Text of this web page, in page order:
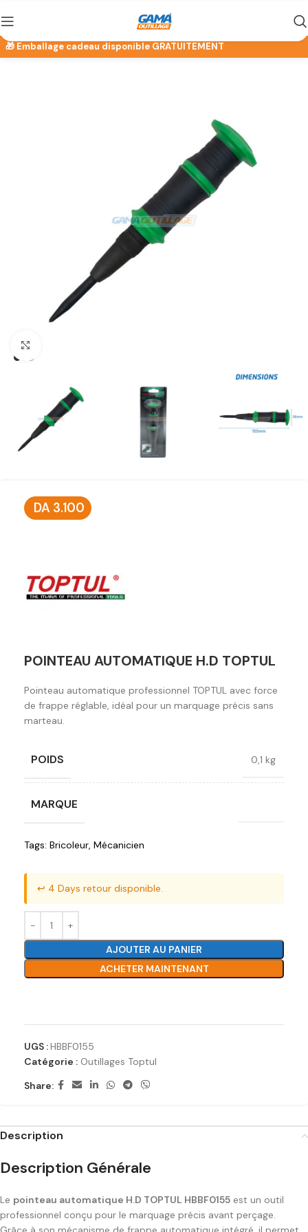
DA 3.100
POINTEAU AUTOMATIQUE H.D TOPTUL
Pointeau automatique professionnel TOPTUL avec force
de frappe réglable, idéal pour un marquage précis sans
marteau.
POIDS 0,1 kg
MARQUE
Tags: Bricoleur, Mécanicien
↩️ 4 Days retour disponible.
AJOUTER AU PANIER
ACHETER MAINTENANT
UGS :HBBF0155
Catégorie : Outillages Toptul
Share:
Description
Description Générale
Le pointeau automatique H.D TOPTUL HBBF0155 est un outil
professionnel conçu pour le marquage précis avant perçage.